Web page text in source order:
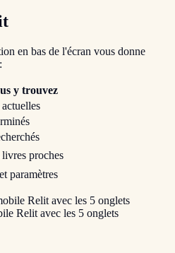
en bas de l'écran vous donne
y trouvez
proches
paramètres
Relit avec les 5 onglets